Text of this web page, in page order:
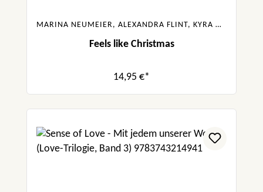
MARINA NEUMEIER, ALEXANDRA FLINT, KYRA GROH, GABRIELLA SANTOS DE LIMA, CAROLIN WAHL
Feels like Christmas
14,95 €*